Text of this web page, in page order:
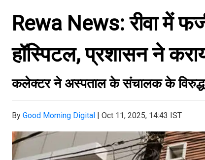
Rewa News: रीवा में
हॉस्पिटल, प्रशासन ने
कलेक्टर ने अस्पताल के संचालक के विरुद्ध
By Good Morning Digital | Oct 11, 2025, 14:43 IST